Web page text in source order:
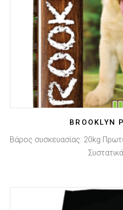
BROOKLYN
Βάρος συσκευασίας: 20kg